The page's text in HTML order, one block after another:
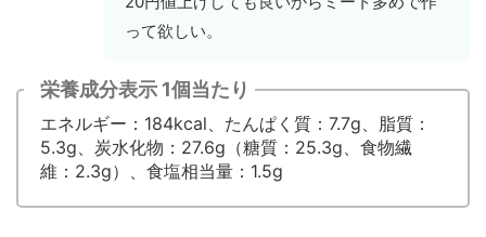
って欲しい。
栄養成分表示 1個当たり
エネルギー：184kcal、たんぱく質：7.7g、脂質：
5.3g、炭水化物：27.6g（糖質：25.3g、食物繊
維：2.3g）、食塩相当量：1.5g